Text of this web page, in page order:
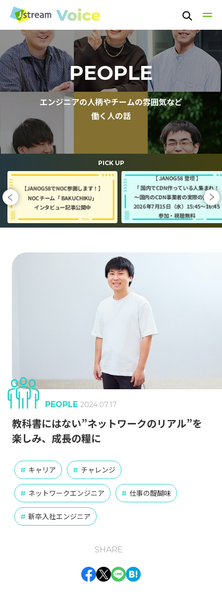
TOP
TECHNOLOGY
PEOPLE
CULTURE
NEWS / EVENT
ABOUT US
事業紹介
Jストリーム・技術の歴史
# J-Stream Equipmedia
# インフラエンジニア # オンプレミス
# クラウド # チャレンジ
# バックエンドエンジニア
# 組織の魅力
# 開発環境
PEOPLE
エンジニアの人柄やチームの雰囲気など
働く人の話
PICK UP
PEOPLE 2024.07.17
教科書にはない”ネットワークのリアル”を
楽しみ、成長の糧に
# キャリア # チャレンジ
# ネットワークエンジニア # 仕事の醍醐味
# 新卒入社エンジニア
SHARE
Facebook
Twitter
LineHatena